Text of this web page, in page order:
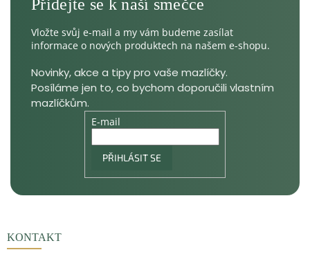
Vložte svůj e-mail a my vám budeme zasílat
informace o nových produktech na našem e-shopu.
E-mail
PŘIHLÁSIT SE
KONTAKT